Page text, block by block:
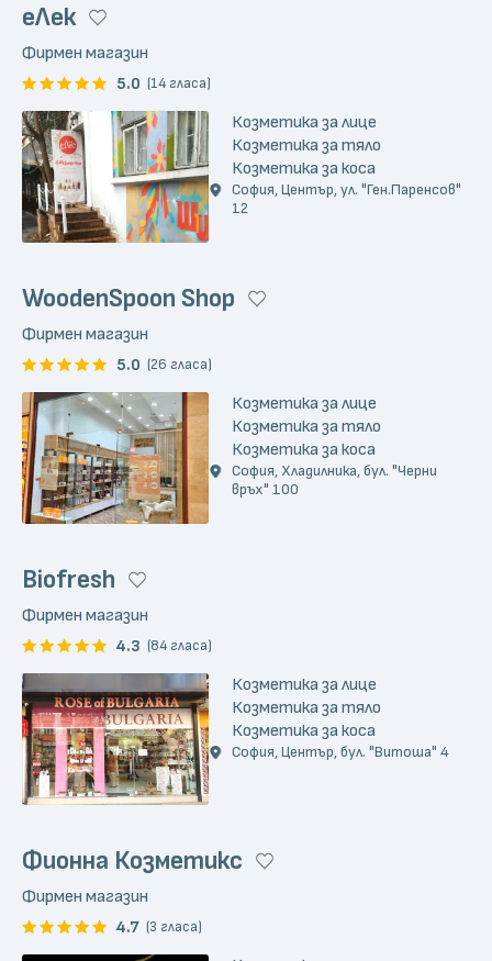
еЛек
Фирмен магазин
5.0 (14 гласа)
Козметика за лице
Козметика за тяло
Козметика за коса
София, Център, ул. "Ген.Паренсов"
12
WoodenSpoon Shop
Фирмен магазин
5.0 (26 гласа)
Козметика за лице
Козметика за тяло
Козметика за коса
София, Хладилника, бул. "Черни
връх" 100
Biofresh
Фирмен магазин
4.3 (84 гласа)
Козметика за лице
Козметика за тяло
Козметика за коса
София, Център, бул. "Витоша" 4
Фионна Козметикс
Фирмен магазин
4.7 (3 гласа)